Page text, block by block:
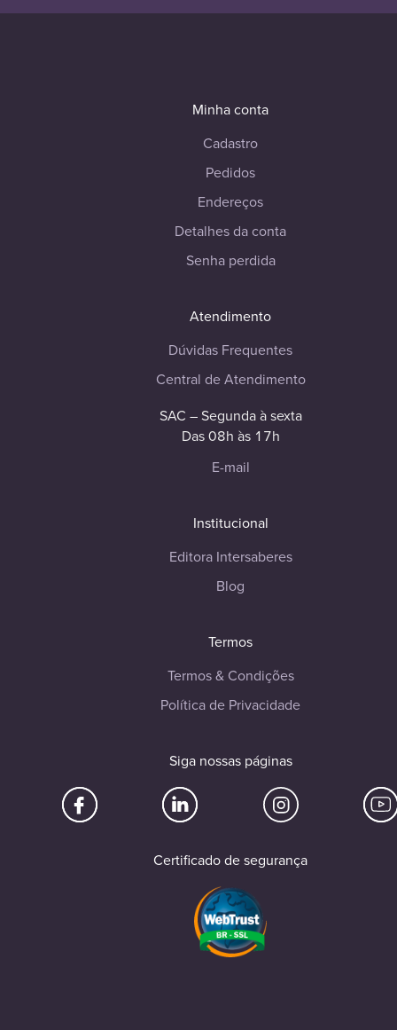
Minha conta
Cadastro
Pedidos
Endereços
Detalhes da conta
Senha perdida
Atendimento
Dúvidas Frequentes
Central de Atendimento
SAC – Segunda à sexta
Das 08h às 17h
E-mail
Institucional
Editora Intersaberes
Blog
Termos
Termos & Condições
Política de Privacidade
Siga nossas páginas
Certificado de segurança